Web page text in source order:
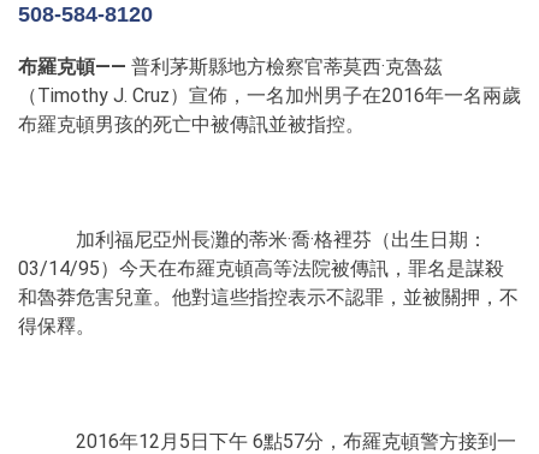
508-584-8120
布羅克頓—— 普利茅斯縣地方檢察官蒂莫西·克魯茲
（Timothy J. Cruz）宣佈，一名加州男子在2016年一名兩歲
布羅克頓男孩的死亡中被傳訊並被指控。
加利福尼亞州長灘的蒂米·喬·格裡芬（出生日期：
03/14/95）今天在布羅克頓高等法院被傳訊，罪名是謀殺
和魯莽危害兒童。他對這些指控表示不認罪，並被關押，不
得保釋。
2016年12月5日下午 6點57分，布羅克頓警方接到一